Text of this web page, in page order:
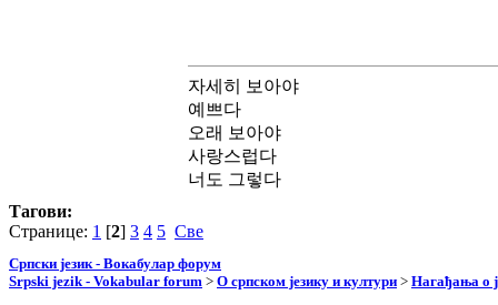
자세히 보아야
예쁘다
오래 보아야
사랑스럽다
너도 그렇다
Тагови:
Странице: 1 [2] 3 4 5 Све
Српски језик - Вокабулар форум
Srpski jezik - Vokabular forum > О српском језику и култури > Нагађања о